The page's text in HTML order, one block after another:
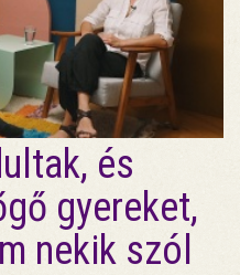
és
gyereket,
nekik szól